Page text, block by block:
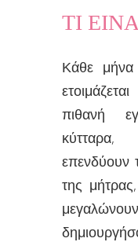
ΤΙ
Κάθε μήνα
πιθανή
επενδύουν
της